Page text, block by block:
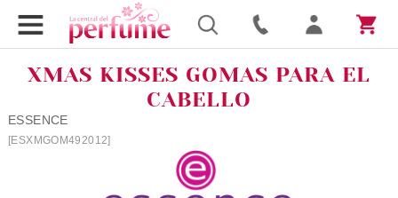
XMAS KISSES GOMAS PARA EL
CABELLO
ESSENCE
[ESXMGOM492012]